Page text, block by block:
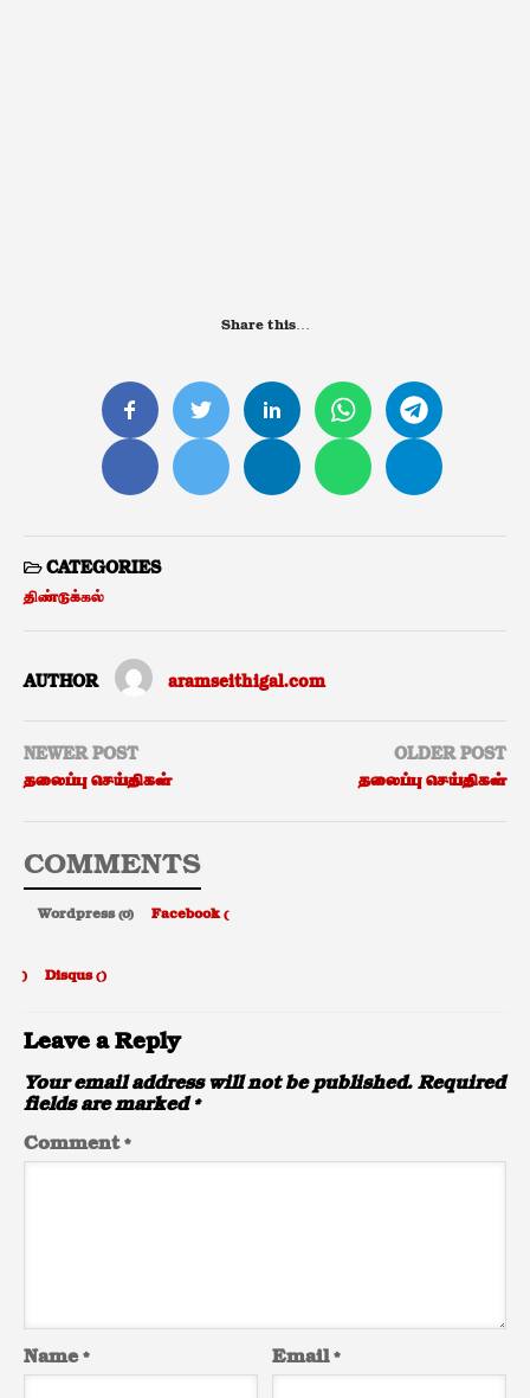
Share this…
CATEGORIES
திண்டுக்கல்
AUTHOR aramseithigal.com
NEWER POST
தலைப்பு செய்திகள்
OLDER POST
தலைப்பு செய்திகள்
COMMENTS
Wordpress (0) Facebook (
) Disqus ( )
Leave a Reply
Your email address will not be published. Required
fields are marked *
Comment*
Name* Email*